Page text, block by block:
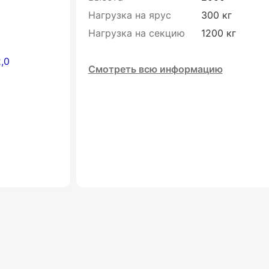
Нагрузка на ярус
300 кг
Нагрузка на секцию
1200 кг
Смотреть всю информацию